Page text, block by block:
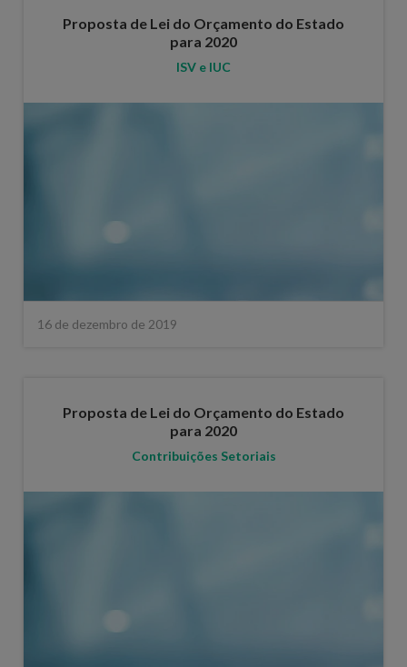
Proposta de Lei do Orçamento do Estado
para 2020
ISV e IUC
16 de dezembro de 2019
Proposta de Lei do Orçamento do Estado
para 2020
Contribuições Setoriais